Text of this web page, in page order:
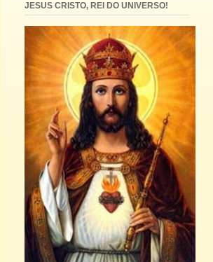
JESUS CRISTO, REI DO UNIVERSO!